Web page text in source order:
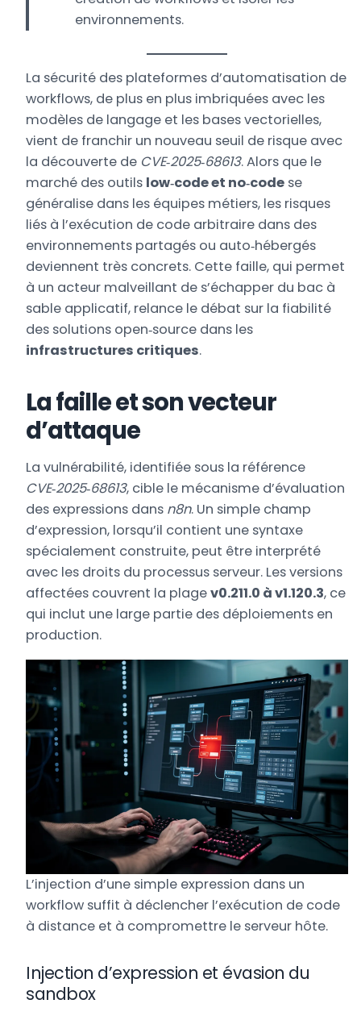
environnements.
La sécurité des plateformes d’automatisation de
workflows, de plus en plus imbriquées avec les
modèles de langage et les bases vectorielles,
vient de franchir un nouveau seuil de risque avec
la découverte de CVE‑2025‑68613. Alors que le
marché des outils low‑code et no‑code se
généralise dans les équipes métiers, les risques
liés à l’exécution de code arbitraire dans des
environnements partagés ou auto‑hébergés
deviennent très concrets. Cette faille, qui permet
à un acteur malveillant de s’échapper du bac à
sable applicatif, relance le débat sur la fiabilité
des solutions open‑source dans les
infrastructures critiques.
La faille et son vecteur
d’attaque
La vulnérabilité, identifiée sous la référence
CVE‑2025‑68613, cible le mécanisme d’évaluation
des expressions dans n8n. Un simple champ
d’expression, lorsqu’il contient une syntaxe
spécialement construite, peut être interprété
avec les droits du processus serveur. Les versions
affectées couvrent la plagev0.211.0 à v1.120.3, ce
qui inclut une large partie des déploiements en
production.
L’injection d’une simple expression dans un
workflow suffit à déclencher l’exécution de code
à distance et à compromettre le serveur hôte.
Injection d’expression et évasion du
sandbox